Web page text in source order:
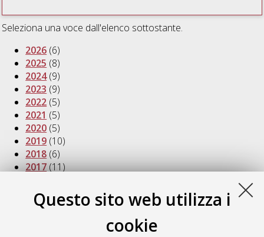
Questo sito web utilizza i
cookie
Seleziona una voce dall'elenco sottostante.
2026 (6)
2025 (8)
2024(9)
2023 (9)
2022 (5)
2021 (5)
2020 (5)
2019 (10)
2018 (6)
2017(11)
2015
2014(11)